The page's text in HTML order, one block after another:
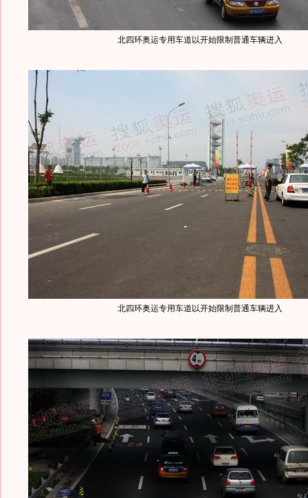
北四环奥运专用车道以开始限制普通车辆进入
北四环奥运专用车道以开始限制普通车辆进入